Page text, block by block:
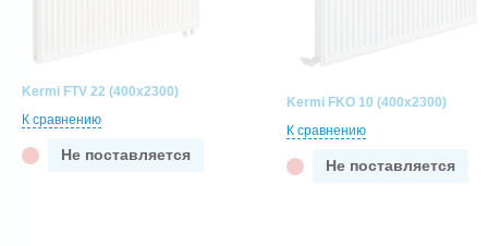
Kermi FTV 22 (400x2300)
К сравнению
Не поставляется
Kermi FKO 10 (400x2300)
К сравнению
Не поставляется